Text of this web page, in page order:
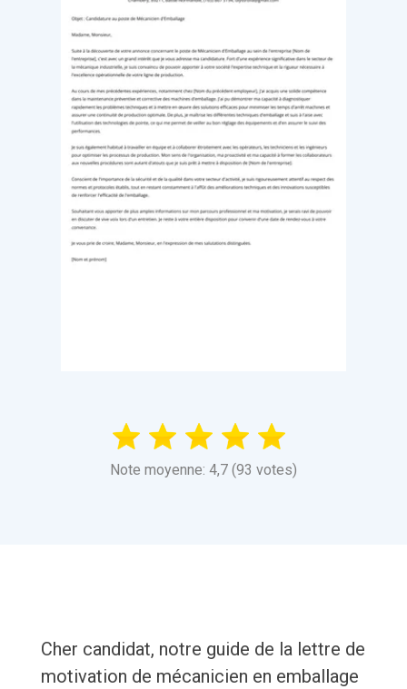
Note moyenne: 4,7 (93 votes)
Cher candidat, notre guide de la lettre de
motivation de mécanicien en emballage